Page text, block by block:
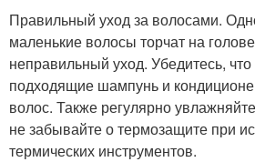
Правильный уход за волосами.
маленькие волосы торчат на
неправильный уход. Убедитесь,
подходящие шампунь и
волос. Также регулярно
не забывайте о термозащите при
термических инструментов.